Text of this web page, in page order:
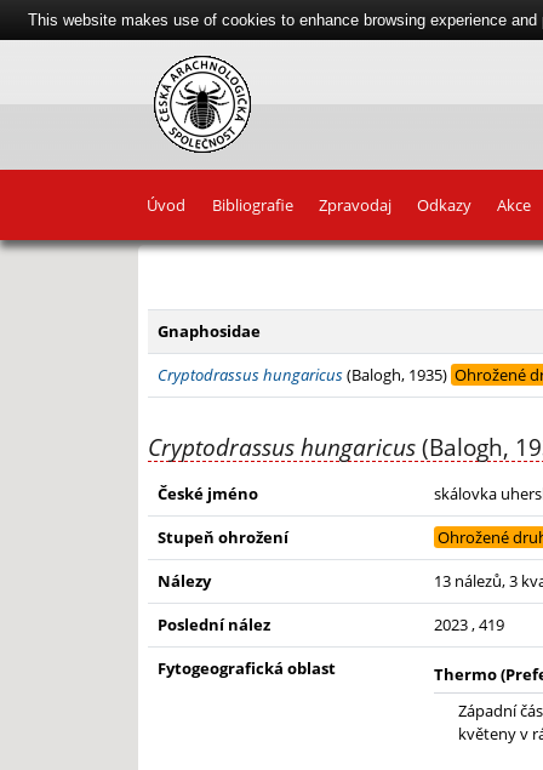
Úvod Bibliografie Zpravodaj Odkazy Akce
−
Gnaphosidae
Cryptodrassus hungaricus(Balogh, 1935) Ohrožené
Cryptodrassus hungaricus(Balogh,
České jméno
skálovka
Stupeň ohrožení
Ohrožené
Nálezy
13 nálezů, 3
Poslední nález
2023 , 419
Fytogeografická oblast
Thermo
Západní
květeny v
This website makes use of cookies to enhance browsing experience